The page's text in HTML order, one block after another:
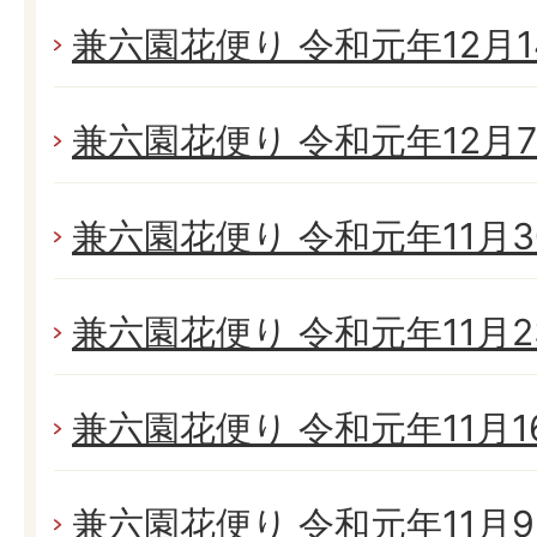
兼六園花便り 令和元年12月
兼六園花便り 令和元年12月
兼六園花便り 令和元年11月
兼六園花便り 令和元年11月
兼六園花便り 令和元年11月
兼六園花便り 令和元年11月